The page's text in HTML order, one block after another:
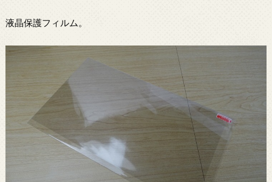
液晶保護フィルム。